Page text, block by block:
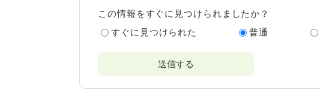
この情報をすぐに見つけられましたか？
すぐに見つけられた
普通